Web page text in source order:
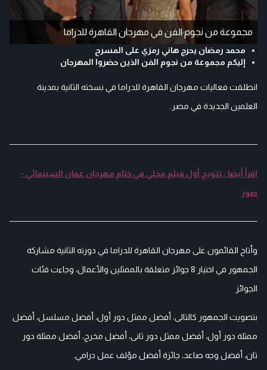
مجموعة من نجوم الفن في مهرجان القاهرة للدراما
محمد رمضان يحرج هاني رمزي على المسرح
إليكم مجموعة من نجوم الفن الذين حضروا المهرجان
انطلقت فعاليات مهرجان القاهرة للدراما في نسخته الثانية بمدينة
العلمين الجديدة في مصر.
اقرأ أيضا : تتويج أول فيلم محلي في ختام مهرجان عمان السينمائي -
صور
وأتاح القائمون على مهرجان القاهرة للدراما في دورته الثانية مشاركة
الجمهور في اختيار 8 جوائز متعلقة بالممثلين والأعمال، وجاءت فئات
الجوائز
بتصويت الجمهور كالتالى: أفضل ممثل دور أول، أفضل مسلسل، أفضل
ممثلة دور أول، أفضل ممثل دور ثانى، أفضل مخرج، أفضل ممثلة دور
ثان، أفضل وجه صاعد، جائزة أفضل مؤلف عمل درامي.